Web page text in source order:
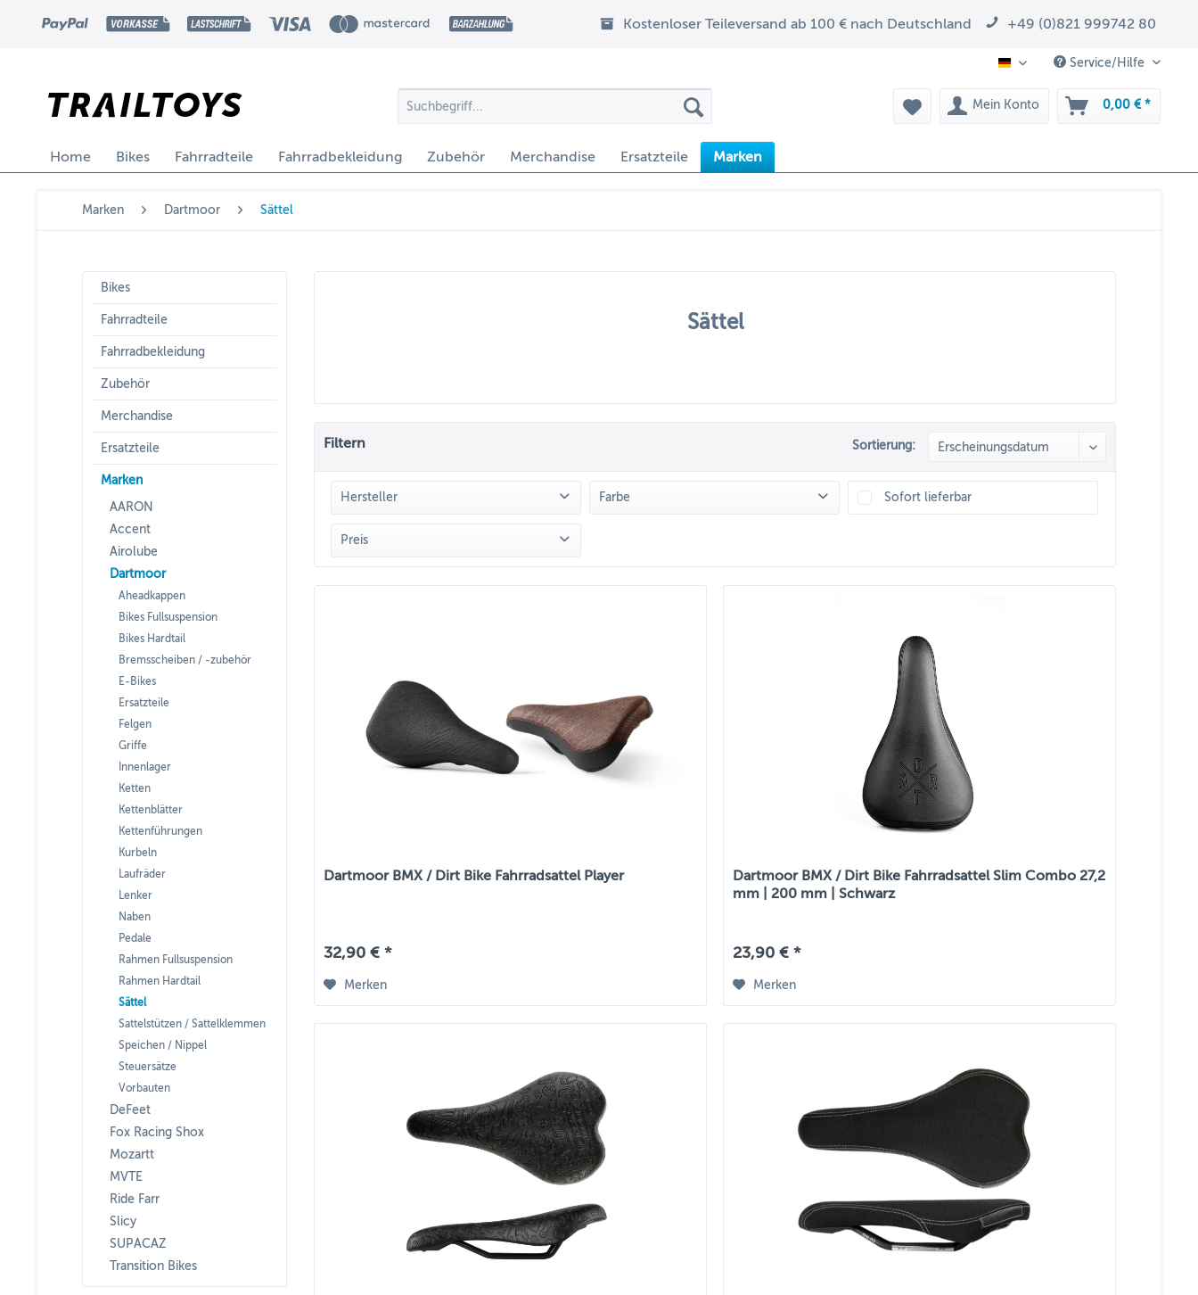
Kostenloser Teileversand ab 100 € nach Deutschland +49 (0)821 999742 80
DE Service/Hilfe
Mein Konto 0,00 € *
Home Bikes Fahrradteile Fahrradbekleidung Zubehör Merchandise Ersatzteile Marken
Marken Dartmoor Sättel
Bikes
Fahrradteile
Fahrradbekleidung
Zubehör
Merchandise
Ersatzteile
Marken
AARON
Accent
Airolube
Dartmoor
Aheadkappen
Bikes Fullsuspension
Bikes Hardtail
Bremsscheiben / -zubehör
E-Bikes
Ersatzteile
Felgen
Griffe
Innenlager
Ketten
Kettenblätter
Kettenführungen
Kurbeln
Laufräder
Lenker
Naben
Pedale
Rahmen Fullsuspension
Rahmen Hardtail
Sättel
Sattelstützen / Sattelklemmen
Speichen / Nippel
Steuersätze
Vorbauten
DeFeet
Fox Racing Shox
Mozartt
MVTE
Ride Farr
Slicy
SUPACAZ
Transition Bikes
Sättel
Filtern Sortierung:
Hersteller
DARTMOOR
Farbe Sofort lieferbar
Preis
Dartmoor BMX / Dirt Bike Fahrradsattel Player
32,90 € *
Merken
Dartmoor BMX / Dirt Bike Fahrradsattel Slim Combo 27,2
mm | 200 mm | Schwarz
23,90 € *
Merken